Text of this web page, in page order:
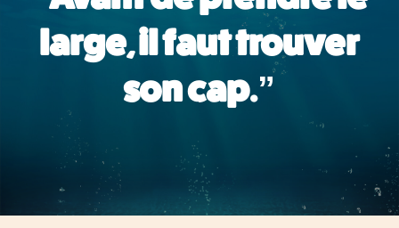
large, il faut trouver
son cap.”